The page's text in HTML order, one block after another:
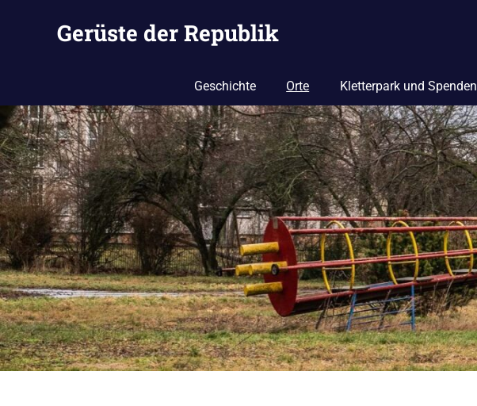
Gerüste der Republik
Site.
Geschichte Orte Kletterpark und Spenden